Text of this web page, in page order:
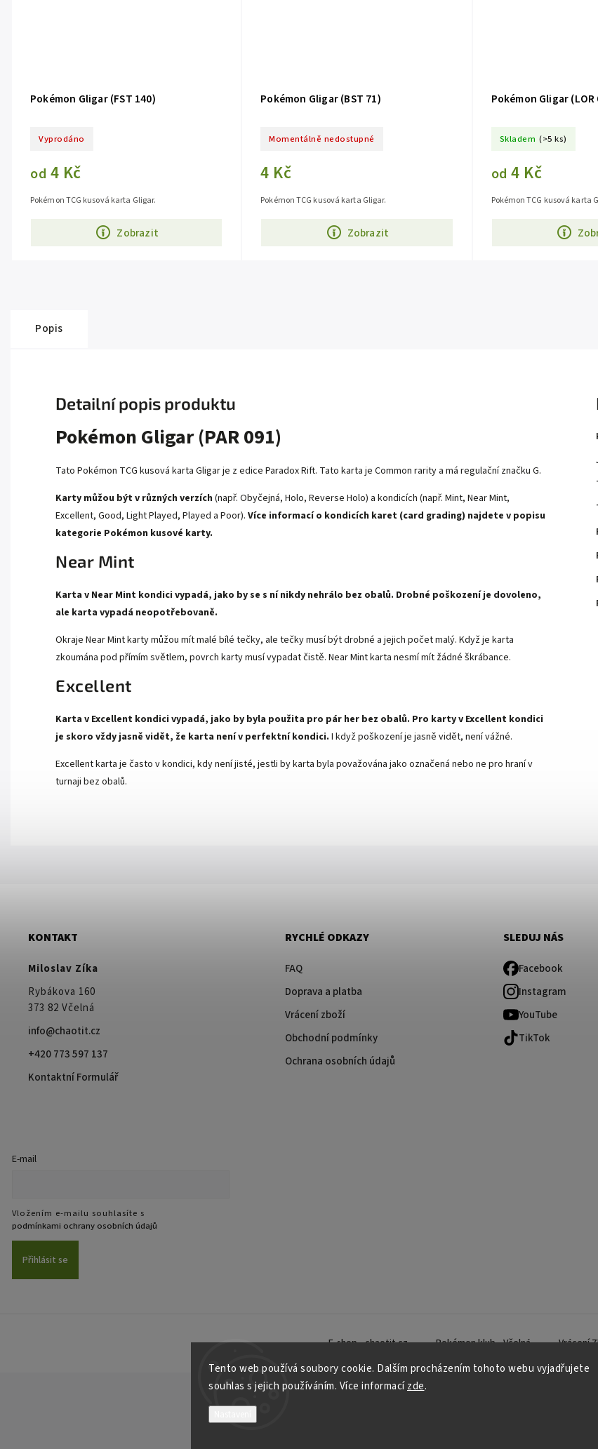
Tento web používá soubory cookie. Dalším procházením tohoto webu vyjadřujete
souhlas s jejich používáním. Více informacízde.
Pokémon Gligar (FST 140)
Vyprodáno
od 4 Kč
Zobrazit
Pokémon TCG kusová karta Gligar.
Pokémon Gligar (BST 71)
Momentálně nedostupné
4 Kč
Zobrazit
Pokémon TCG kusová karta Gligar.
Pokémon Gligar (LOR
Skladem (>5 ks)
od 4 Kč
Pokémon TCG kusová karta
Popis
Detailní popis produktu
Pokémon Gligar (PAR 091)
Tato Pokémon TCG kusová karta Gligar je z edice Paradox Rift. Tato karta je Common rarity a má regulační značku G.
Karty můžou být v různých verzích (např. Obyčejná, Holo, Reverse Holo) a kondicích (např. Mint, Near Mint,
Excellent, Good, Light Played, Played a Poor). Více informací o kondicích karet (card grading) najdete v popisu
kategorie Pokémon kusové karty.
Near Mint
Karta v Near Mint kondici vypadá, jako by se s ní nikdy nehrálo bez obalů. Drobné poškození je dovoleno,
ale karta vypadá neopotřebovaně.
Okraje Near Mint karty můžou mít malé bílé tečky, ale tečky musí být drobné a jejich počet malý. Když je karta
zkoumána pod přímím světlem, povrch karty musí vypadat čistě. Near Mint karta nesmí mít žádné škrábance.
Excellent
Karta v Excellent kondici vypadá, jako by byla použita pro pár her bez obalů. Pro karty v Excellent kondici
je skoro vždy jasně vidět, že karta není v perfektní kondici. I když poškození je jasně vidět, není vážné.
Excellent karta je často v kondici, kdy není jisté, jestli by karta byla považována jako označená nebo ne pro hraní v
turnaji bez obalů.
KONTAKT
Miloslav Zíka
Rybákova 160
373 82 Včelná
info@chaotit.cz
+420 773 597 137
Kontaktní Formulář
RYCHLÉ ODKAZY
FAQ
Doprava a platba
Vrácení zboží
Obchodní podmínky
Ochrana osobních údajů
SLEDUJ NÁS
Facebook
Instagram
YouTube
TikTok
E-mail
Vložením e-mailu souhlasíte s
podmínkami ochrany osobních údajů
Přihlásit se
E-shop - chaotit.cz Pokémon klub - Včelná Vrácení